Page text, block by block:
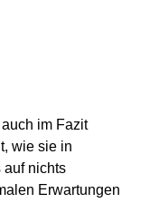
im Fazit
wie sie in
auf nichts
Erwartungen